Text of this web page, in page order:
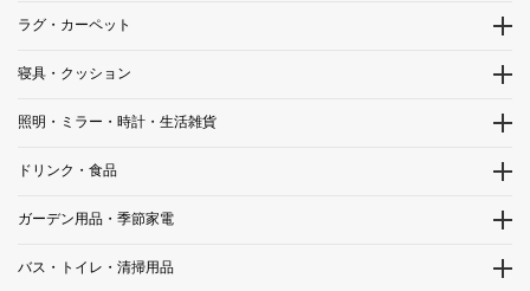
ラグ・カーペット
寝具・クッション
照明・ミラー・時計・生活雑貨
ドリンク・食品
ガーデン用品・季節家電
バス・トイレ・清掃用品